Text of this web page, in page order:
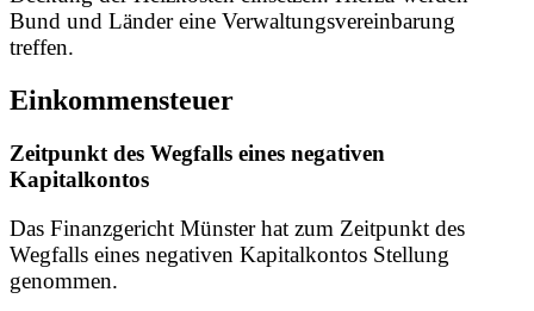
Bund und Länder eine Verwaltungsvereinbarung
treffen.
Einkommensteuer
Zeitpunkt des Wegfalls eines negativen
Kapitalkontos
Das Finanzgericht Münster hat zum Zeitpunkt des
Wegfalls eines negativen Kapitalkontos Stellung
genommen.